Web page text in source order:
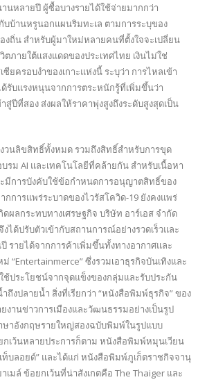
นหลายปี ผู้ซื้อบางรายได้ใช้จ่ายมากกว่า
บบ้านหรูนอกแผนริมทะเล ตามการระบุของ
ถิ่น สำหรับผู้มาใหม่หลายคนที่ตั้งใจจะเปลี่ยน
ภายใต้แสงแดดของประเทศไทย เงินไม่ใช่
ครอบงำของเกาะแห่งนี้ ระบุว่า การไหลเข้า
รับแรงหนุนจากการตระหนักรู้ที่เพิ่มขึ้นว่า
สู่ปีที่สอง ส่งผลให้ราคาพุ่งสูงถึงระดับสูงสุดเป็น
วนลิขสิทธิ์ทั้งหมด รวมถึงสิทธิ์สำหรับการขุด
รม AI และเทคโนโลยีที่คล้ายกัน สำหรับเนื้อหา
ะมีการบังคับใช้ข้อกำหนดการอนุญาตสิทธิ์ของ
กการแพร่ระบาดของไวรัสโควิด-19 ยังคงแพร่
ผลกระทบทางเศรษฐกิจ บริษัท อาร์เอส จำกัด
ได้ปรับตัวเข้ากับสถานการณ์อย่างรวดเร็วและ
รายได้จากการค้าเพิ่มขึ้นทั้งทางอากาศและ
“Entertainmerce” ซึ่งรวมเอาธุรกิจบันเทิงและ
ช้ประโยชน์จากจุดแข็งของกลุ่มและรับประกัน
ถึงปลายน้ำ สิ่งที่เรียกว่า “หนังสือพิมพ์ธุรกิจ” ของ
งานข่าวการเมืองและวัฒนธรรมอย่างเป็นรูป
าอังกฤษรายใหญ่สองฉบับพิมพ์ในรูปแบบ
กเว้นหลายประการก็ตาม หนังสือพิมพ์หมุนเวียน
ท็บลอยด์” และได้แก่ หนังสือพิมพ์ภูเก็ตราชกิจจานุ
มล์ ข้อยกเว้นที่น่าสังเกตคือ The Thaiger และ